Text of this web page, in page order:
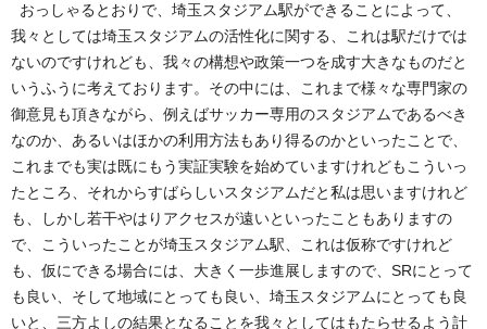
おっしゃるとおりで、埼玉スタジアム駅ができることによって、
我々としては埼玉スタジアムの活性化に関する、これは駅だけでは
ないのですけれども、我々の構想や政策一つを成す大きなものだと
いうふうに考えております。その中には、これまで様々な専門家の
御意見も頂きながら、例えばサッカー専用のスタジアムであるべき
なのか、あるいはほかの利用方法もあり得るのかといったことで、
これまでも実は既にもう実証実験を始めていますけれどもこういっ
たところ、それからすばらしいスタジアムだと私は思いますけれど
も、しかし若干やはりアクセスが遠いといったこともありますの
で、こういったことが埼玉スタジアム駅、これは仮称ですけれど
も、仮にできる場合には、大きく一歩進展しますので、SRにとって
も良い、そして地域にとっても良い、埼玉スタジアムにとっても良
いと、三方よしの結果となることを我々としてはもたらせるよう計